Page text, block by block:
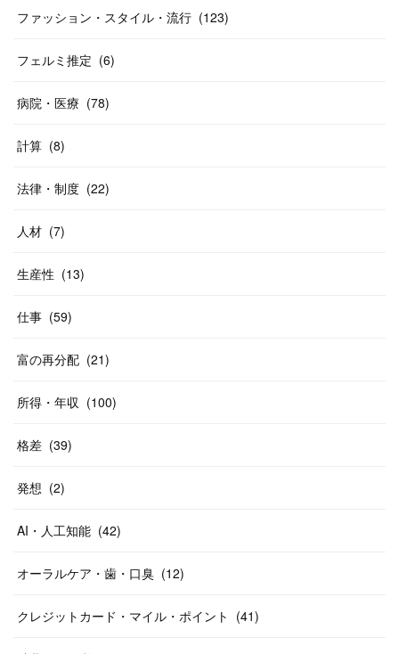
ファッション・スタイル・流行 (123)
フェルミ推定 (6)
病院・医療 (78)
計算 (8)
法律・制度 (22)
人材 (7)
生産性 (13)
仕事 (59)
富の再分配 (21)
所得・年収 (100)
格差 (39)
発想 (2)
AI・人工知能 (42)
オーラルケア・歯・口臭 (12)
クレジットカード・マイル・ポイント (41)